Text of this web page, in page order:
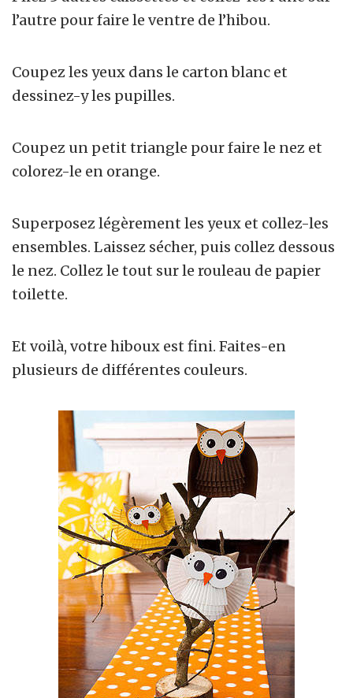
l’autre pour faire le ventre de l’hibou.
Coupez les yeux dans le carton blanc et
dessinez-y les pupilles.
Coupez un petit triangle pour faire le nez et
colorez-le en orange.
Superposez légèrement les yeux et collez-les
ensembles. Laissez sécher, puis collez dessous
le nez. Collez le tout sur le rouleau de papier
toilette.
Et voilà, votre hiboux est fini. Faites-en
plusieurs de différentes couleurs.